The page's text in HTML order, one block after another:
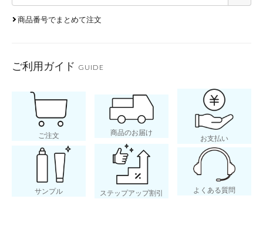
商品番号でまとめて注文
ご利用ガイド GUIDE
ご注文 商品のお届け
お支払い
サンプル ステップアップ割引 よくある質問